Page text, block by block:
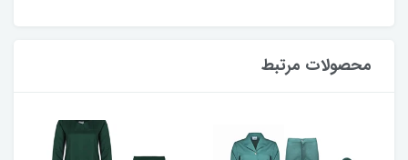
محصولات مرتبط